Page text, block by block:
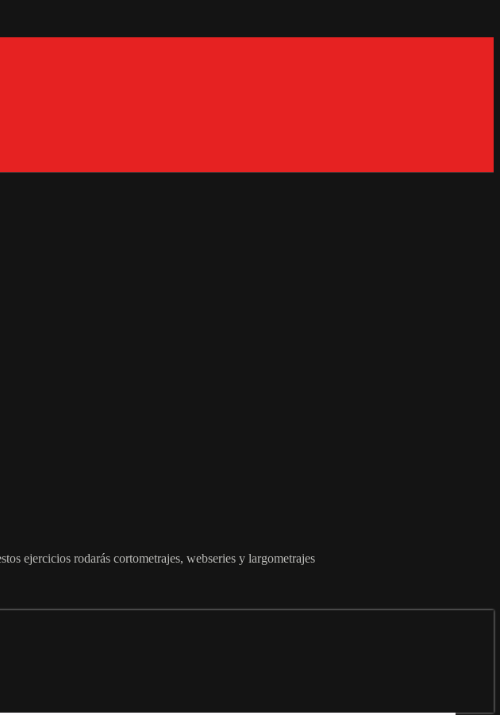
ejercicios rodarás cortometrajes, webseries y largometrajes